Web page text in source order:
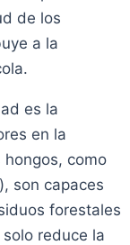
de los
a la
es la
en la
como
son capaces
forestales
reduce la